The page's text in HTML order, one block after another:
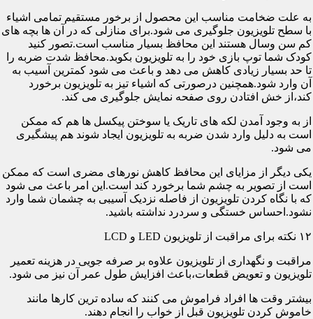
به علت ضخامت مناسب این محصول از برخور مستقیم تمامی اشیاء
با سطح تلویزیون جلوگیری می شود.برای منازلی که در آن ها بچه های
کم سن وسال هستند این محافظ بسیار مناسب است.تصور کنید
کودک شما توپ بازی خود را به تلویزیون بکوبد.محافظ شدت ضربه را
تا حد بسیار زیادی کاهش می دهد و باعث می شود کمترین آسیب به
آن وارد شود.همچنین درصورتی که اشیاء تیز به تلویزیون برخورد
کند،از خش افتادن روی صفحه نمایش جلوگیری می کند.
از به وجود آمدن لکه های تاریک یا سوختن پیکسل ها هم که ممکن
است به دلیل وارد شدن ضربه به تلویزیون ایجاد شوند هم پیشگیری
می شود.
یکی دیگر از مزایای این محافظ کاهش نورهای مضری است که ممکن
است از تصویر به چشم شما برخورد کند است.این امر باعث می شود
که با نگاه کردن تلویزیون از فاصله نزدیک آسیبی به چشمان شما وارد
نشود.احساس خستگی و سردرد نداشته باشید.
۱۲ نکته برای مراقبت از تلویزیون LED و LCD
مراقبت و نگهداری از تلویزیون علاوه بر صرفه جویی در هزینه تعمیر
تلویزیون و تعویض قطعات،باعث افزایش طول عمر آن نیز می شود.
بیشتر وقت ها افراد فراموش می کنند که ساده ترین کارها مانند
خاموش کردن تلویزیون قبل از خواب را انجام دهند.